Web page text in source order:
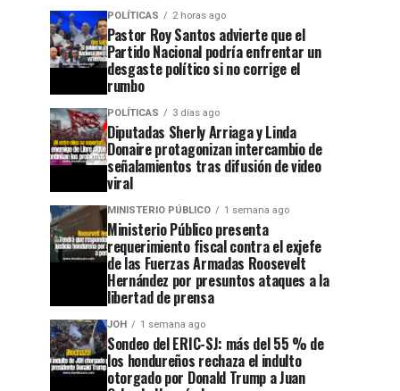
POLÍTICAS 2 horas ago
Pastor Roy Santos advierte que el
Partido Nacional podría enfrentar un
desgaste político si no corrige el
rumbo
POLÍTICAS 3 días ago
Diputadas Sherly Arriaga y Linda
Donaire protagonizan intercambio de
señalamientos tras difusión de video
viral
MINISTERIO PÚBLICO 1 semana ago
Ministerio Público presenta
requerimiento fiscal contra el exjefe
de las Fuerzas Armadas Roosevelt
Hernández por presuntos ataques a la
libertad de prensa
JOH 1 semana ago
Sondeo del ERIC-SJ: más del 55 % de
los hondureños rechaza el indulto
otorgado por Donald Trump a Juan